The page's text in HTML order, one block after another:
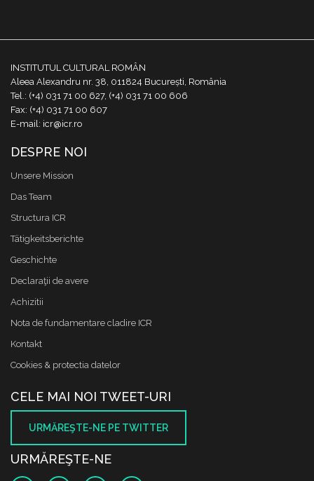
INSTITUTUL CULTURAL ROMÂN
Aleea Alexandru nr. 38, 011824 București, România
Tel.: (+4) 031 71 00 627, (+4) 031 71 00 606
Fax: (+4) 031 71 00 607
E-mail: icr@icr.ro
DESPRE NOI
Unsere Mission
Das Team
Structura ICR
Tätigkeitsberichte
Geschichte
Declaraţii de avere
Achizitii
Nota de fundamentare cladire ICR
Kontakt
Cookies & protectia datelor
CELE MAI NOI TWEET-URI
URMĂREŞTE-NE PE TWITTER
URMĂREŞTE-NE